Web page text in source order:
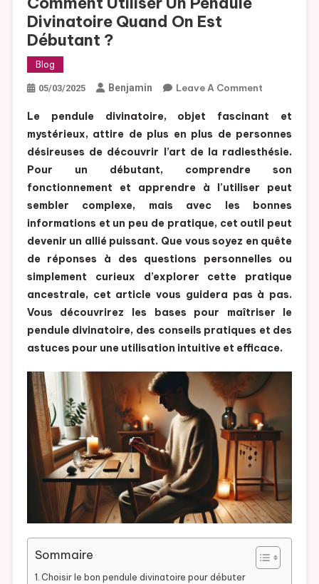
Divinatoire Quand On Est
Débutant ?
Blog
05/03/2025 Benjamin Leave A Comment
Utiliser Un
Pendule
Divinatoire
Quand On
Est
Débutant ?
Le pendule divinatoire, objet fascinant et
mystérieux, attire de plus en plus de personnes
désireuses de découvrir l’art de la radiesthésie.
Pour un débutant, comprendre son
fonctionnement et apprendre à l’utiliser peut
sembler complexe, mais avec les bonnes
informations et un peu de pratique, cet outil peut
devenir un allié puissant. Que vous soyez en quête
de réponses à des questions personnelles ou
simplement curieux d’explorer cette pratique
ancestrale, cet article vous guidera pas à pas.
Vous découvrirez les bases pour maîtriser le
pendule divinatoire, des conseils pratiques et des
astuces pour une utilisation intuitive et efficace.
Sommaire
Choisir le bon pendule divinatoire pour débuter